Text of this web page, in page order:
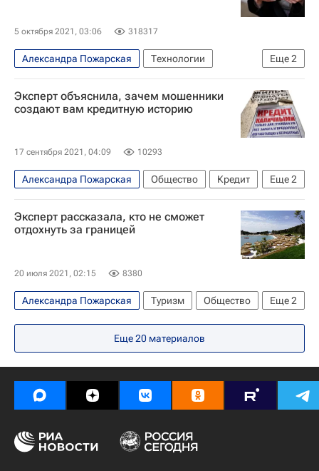
5 октября 2021, 03:06 318317
Еще2
Александра Пожарская
Технологии
Лаборатория Касперского
Россия
Эксперт объяснила, зачем мошенники
создают вам кредитную историю
17 сентября 2021, 04:09 10293
Еще2
Александра Пожарская Общество
Кредит
Мошенничество
Россия
Эксперт рассказала, кто не сможет
отдохнуть за границей
20 июля 2021, 02:15 8380
Еще2
Александра Пожарская Туризм
Общество
Общероссийский народный фронт
Россия
Еще20 материалов